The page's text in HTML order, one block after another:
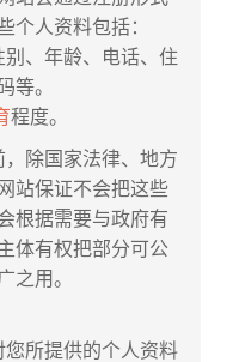
个人资料包括：
、年龄、电话、住
等。
程度。
，除国家法律、地方
站保证不会把这些
根据需要与政府有
体有权把部分可公
之用。
所提供的个人资料